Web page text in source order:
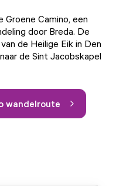
Camino, een
door Breda. De
de Heilige Eik in Den
de Sint Jacobskapel
wandelroute